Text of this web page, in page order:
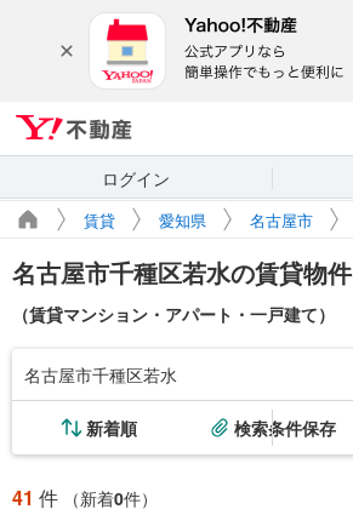
ログイン
賃貸 愛知県 名古屋市
名古屋市千種区若水の賃貸物件
（賃貸マンション・アパート・一戸建て）
名古屋市千種区若水
新着順 検索条件保存
41 件 （新着0件）